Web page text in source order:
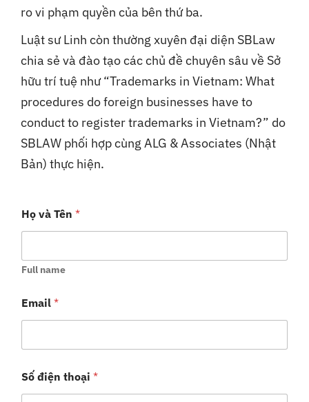
ro vi phạm quyền của bên thứ ba.
Luật sư Linh còn thường xuyên đại diện SBLaw
chia sẻ và đào tạo các chủ đề chuyên sâu về Sở
hữu trí tuệ như “Trademarks in Vietnam: What
procedures do foreign businesses have to
conduct to register trademarks in Vietnam?” do
SBLAW phối hợp cùng ALG & Associates (Nhật
Bản) thực hiện.
Họ và Tên *
Full name
Email *
Số điện thoại *